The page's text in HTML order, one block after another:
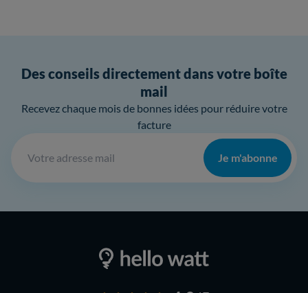
Des conseils directement dans votre boîte
mail
Recevez chaque mois de bonnes idées pour réduire votre
facture
Je m'abonne